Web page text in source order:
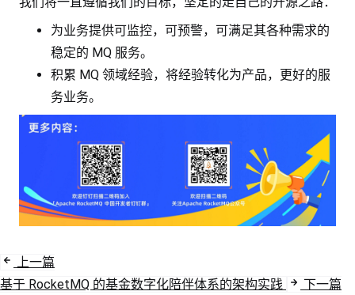
为业务提供可监控，可预警，可满足其各种需求的
稳定的 MQ 服务。
积累 MQ 领域经验，将经验转化为产品，更好的服
务业务。
上一篇
基于 RocketMQ 的基金数字化陪伴体系的架构实践
下一篇